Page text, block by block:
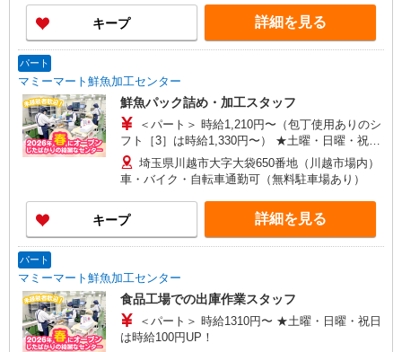
キープ 詳細を見る
パート
マミーマート鮮魚加工センター
鮮魚パック詰め・加工スタッフ
＜パート＞ 時給1,210円〜（包丁使用ありのシ
フト［3］は時給1,330円〜） ★土曜・日曜・祝日
は時給100円UP！
埼玉県川越市大字大袋650番地（川越市場内）
車・バイク・自転車通勤可（無料駐車場あり）
キープ 詳細を見る
パート
マミーマート鮮魚加工センター
食品工場での出庫作業スタッフ
＜パート＞ 時給1310円〜 ★土曜・日曜・祝日
は時給100円UP！